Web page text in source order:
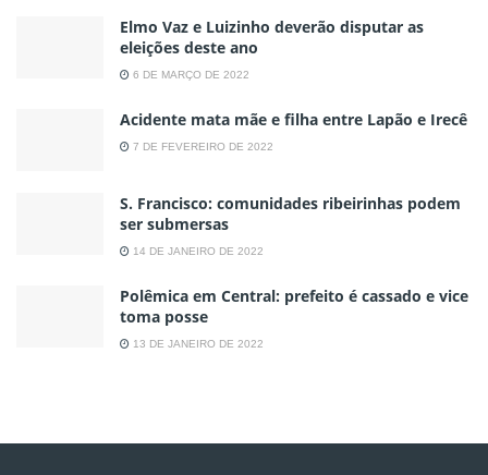
Elmo Vaz e Luizinho deverão disputar as
eleições deste ano
6 DE MARÇO DE 2022
Acidente mata mãe e filha entre Lapão e Irecê
7 DE FEVEREIRO DE 2022
S. Francisco: comunidades ribeirinhas podem
ser submersas
14 DE JANEIRO DE 2022
Polêmica em Central: prefeito é cassado e vice
toma posse
13 DE JANEIRO DE 2022